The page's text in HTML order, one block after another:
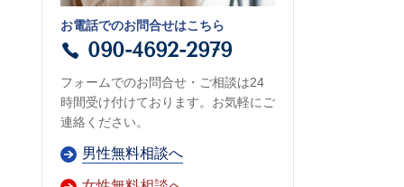
お電話でのお問合せはこちら
090-4692-2979
フォームでのお問合せ・ご相談は24
時間受け付けております。お気軽にご
連絡ください。
男性無料相談へ